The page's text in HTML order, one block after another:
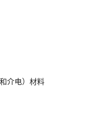
介电）材料